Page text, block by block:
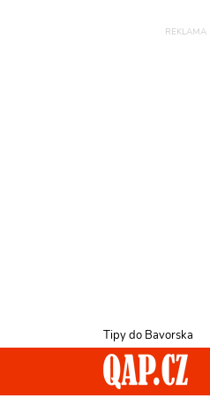
Tipy do Bavorska